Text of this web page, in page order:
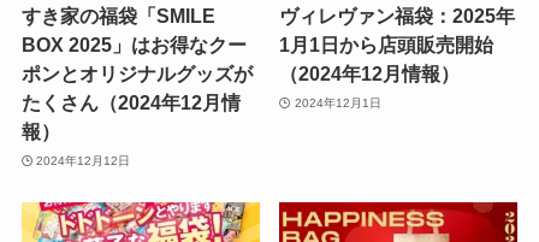
すき家の福袋「SMILE
BOX 2025」はお得なクー
ポンとオリジナルグッズが
たくさん（2024年12月情
報）
2024年12月12日
ヴィレヴァン福袋：2025年
1月1日から店頭販売開始
（2024年12月情報）
2024年12月1日